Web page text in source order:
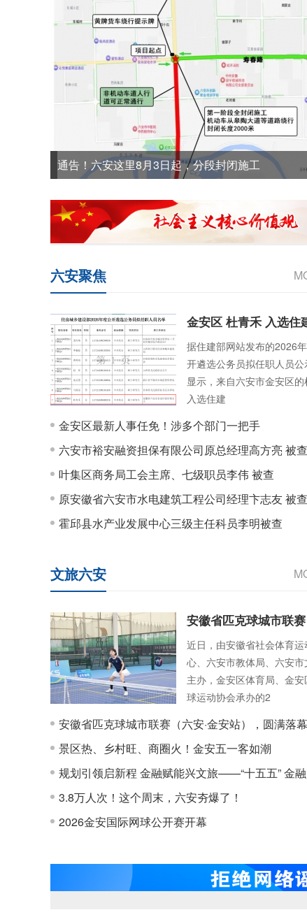
通告！六安这里8月3日起，分段封闭施工
六安聚焦
金安区 杜青禾 入选住
据住建部网站发布的2026
开遴选公务员拟任职人员
显示，来自六安市金安区
入选住建
金安区最新人事任免！涉多个部门一把手
六安市裕安融资担保有限公司原总经理高方亮 被查
叶集区商务局工会主席、七级职员李伟 被查
原安徽省六安市水电建筑工程公司经理卞志友 被查
霍邱县水产业发展中心三级主任科员李明被查
文旅六安
安徽省匹克球城市联
近日，由安徽省社会体育运
心、六安市教体局、六安市
主办，金安区体育局、金
球运动协会承办的2
安徽省匹克球城市联赛（六安·金安站），圆满落幕
景区热、乡村旺、商圈火！金安五一客如潮
规划引领启新程 金融赋能兴文旅——“十五五” 金
3.8万人次！这个周末，六安夯爆了！
2026金安国际网球公开赛开幕